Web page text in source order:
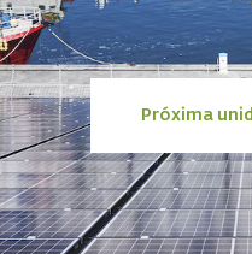
Próxima